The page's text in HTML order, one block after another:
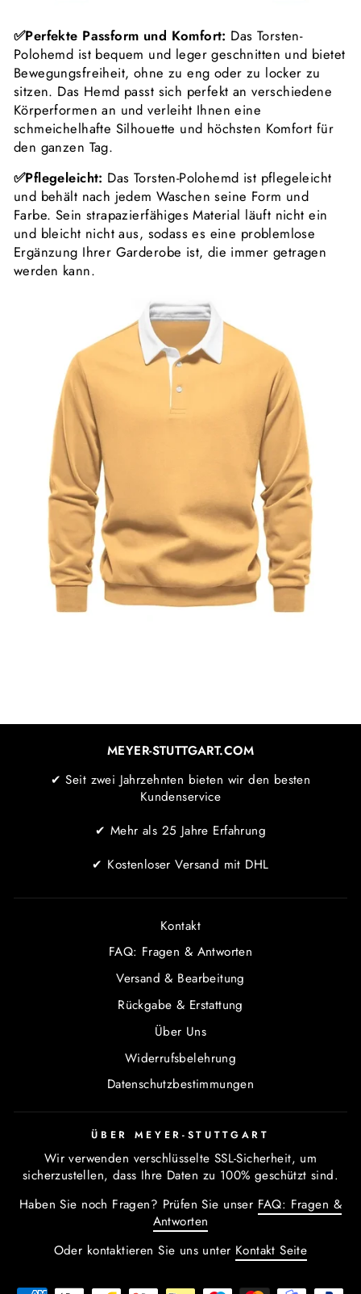
✅Perfekte Passform und Komfort: Das Torsten-
Polohemd ist bequem und leger geschnitten und bietet
Bewegungsfreiheit, ohne zu eng oder zu locker zu
sitzen. Das Hemd passt sich perfekt an verschiedene
Körperformen an und verleiht Ihnen eine
schmeichelhafte Silhouette und höchsten Komfort für
den ganzen Tag.
✅Pflegeleicht: Das Torsten-Polohemd ist pflegeleicht
und behält nach jedem Waschen seine Form und
Farbe. Sein strapazierfähiges Material läuft nicht ein
und bleicht nicht aus, sodass es eine problemlose
Ergänzung Ihrer Garderobe ist, die immer getragen
werden kann.
MEYER-STUTTGART.COM
✔ Seit zwei Jahrzehnten bieten wir den besten
Kundenservice
✔ Mehr als 25 Jahre Erfahrung
✔ Kostenloser Versand mit DHL
Kontakt
FAQ: Fragen & Antworten
Versand & Bearbeitung
Rückgabe & Erstattung
Über Uns
Widerrufsbelehrung
Datenschutzbestimmungen
ÜBER MEYER-STUTTGART
Wir verwenden verschlüsselte SSL-Sicherheit, um
sicherzustellen, dass Ihre Daten zu 100% geschützt sind.
Haben Sie noch Fragen? Prüfen Sie unser FAQ: Fragen &
Antworten
Oder kontaktieren Sie uns unter Kontakt Seite